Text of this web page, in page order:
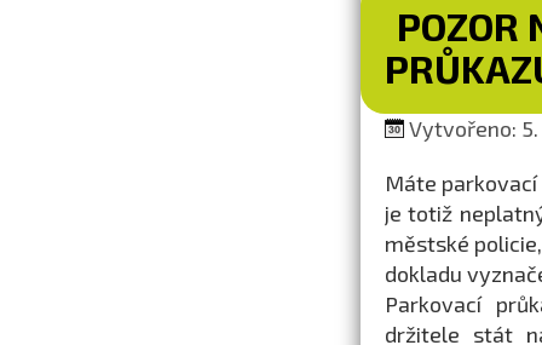
POZOR
Vytvořeno: 5.
Máte
je totiž
městské
dokladu
Parkovací
držitele stát